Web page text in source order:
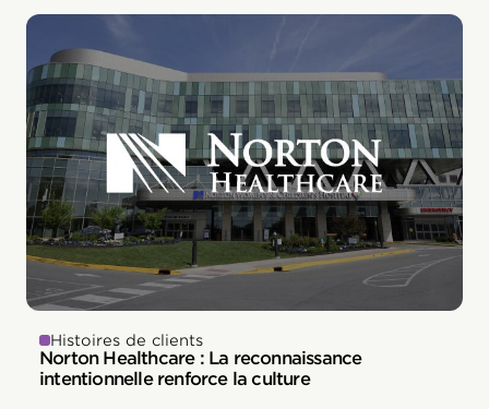
Histoires de clients
Norton Healthcare : La reconnaissance
intentionnelle renforce la culture